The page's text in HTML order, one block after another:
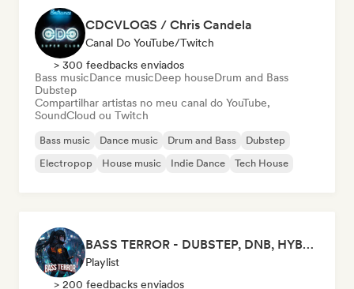
CDCVLOGS / Chris Candela
Canal Do YouTube/Twitch
> 300 feedbacks enviados
Bass musicDance musicDeep houseDrum and Bass
Dubstep
Compartilhar artistas no meu canal do YouTube,
SoundCloud ou Twitch
Bass music Dance music Drum and Bass
Dubstep
Electropop
House music Indie Dance Tech House
BASS TERROR - DUBSTEP, DNB, HYBRID TRAP, ROCKTRONIC FOR WORKOUT AND GAMING
Playlist
> 200 feedbacks enviados